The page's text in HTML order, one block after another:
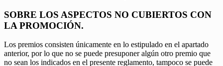
SOBRE LOS ASPECTOS NO CUBIERTOS CON
LA PROMOCIÓN.
Los premios consisten únicamente en lo estipulado en el apartado
anterior, por lo que no se puede presuponer algún otro premio que
no sean los indicados en el presente reglamento, tampoco se puede